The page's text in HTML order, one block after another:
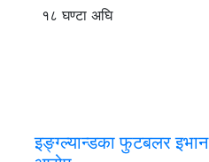
१८ घण्टा अघि
इङ्ग्ल्यान्डका फुटबलर